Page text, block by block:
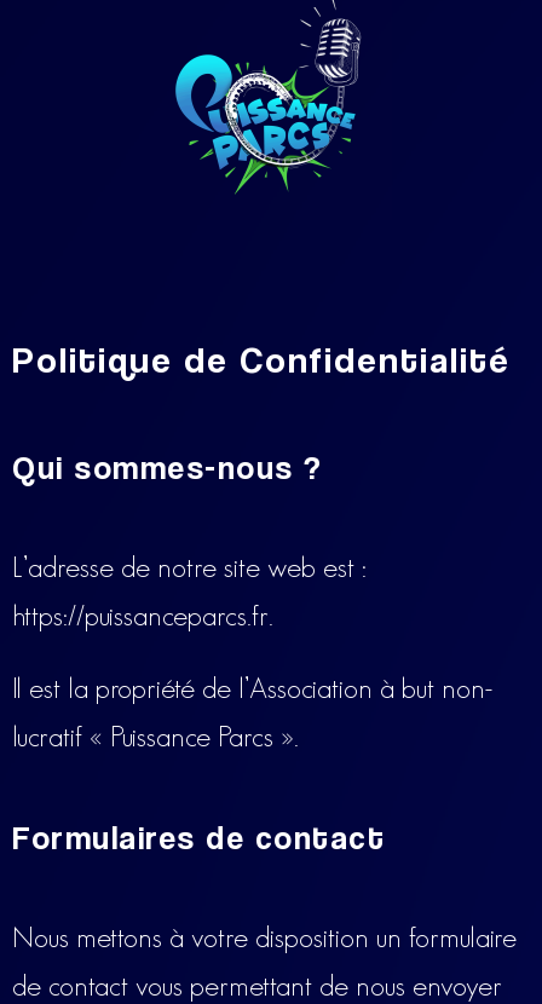
Politique de Confidentialité
Qui sommes-nous ?
L’adresse de notre site web est :
https://puissanceparcs.fr.
Il est la propriété de l’Association à but non-
lucratif « Puissance Parcs ».
Formulaires de contact
Nous mettons à votre disposition un formulaire
de contact vous permettant de nous envoyer